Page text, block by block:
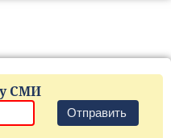
СМИ
Отправить